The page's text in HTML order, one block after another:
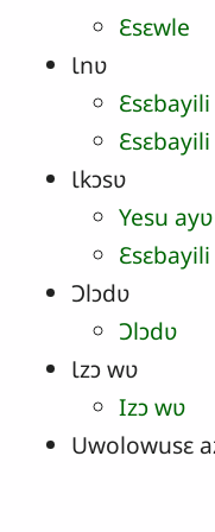
Ɛsɛwle
Ɩnʋ
Ɩkɔsʋ
Yesu
Ɔlɔdʋ
Ɔlɔdʋ
Ɩzɔ wʋ
Izɔ wʋ
Uwolowusɛ